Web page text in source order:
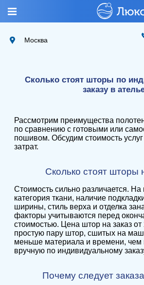
Москва
Сколько стоят шторы по
заказу в
Рассмотрим преимущества
по сравнению с готовыми или
пошивом. Обсудим стоимость
затрат.
Сколько стоят шторы
Стоимость сильно различается. На
категория ткани, наличие
ширины, стиль верха и отделка
факторы учитываются перед
стоимостью. Цена штор на заказ
простую пару штор, сшитых на
меньше материала и времени, чем
вручную по индивидуальному
Почему следует